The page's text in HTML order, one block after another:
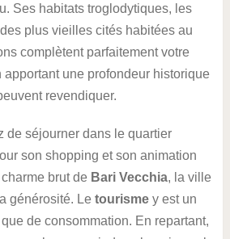
Ses habitats troglodytiques, les
plus vieilles cités habitées au
complètent parfaitement votre
une profondeur historique
revendiquer.
de séjourner dans le quartier
son shopping et son animation
brut de Bari Vecchia, la ville
générosité. Le tourismey est un
de consommation. En repartant,